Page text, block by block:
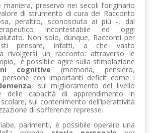
maniera, preservò nei secoli l’originario
di strumento di cura del Racconto
peraltro, sconosciuta ai più -, dal
incontestabile ed oggi
Non solo, dunque, Racconti per
pensare, infatti, a che vasto
rivolgersi un racconto: attraverso le
è possibile agire sulla stimolazione
cognitive (memoria, pensiero,
persone con importanti deficit come i
, sul miglioramento del livello
delle capacità di apprendimento in
sul contenimento dell’iperattività
di sofferenze represse.
parimenti, è possibile operare una